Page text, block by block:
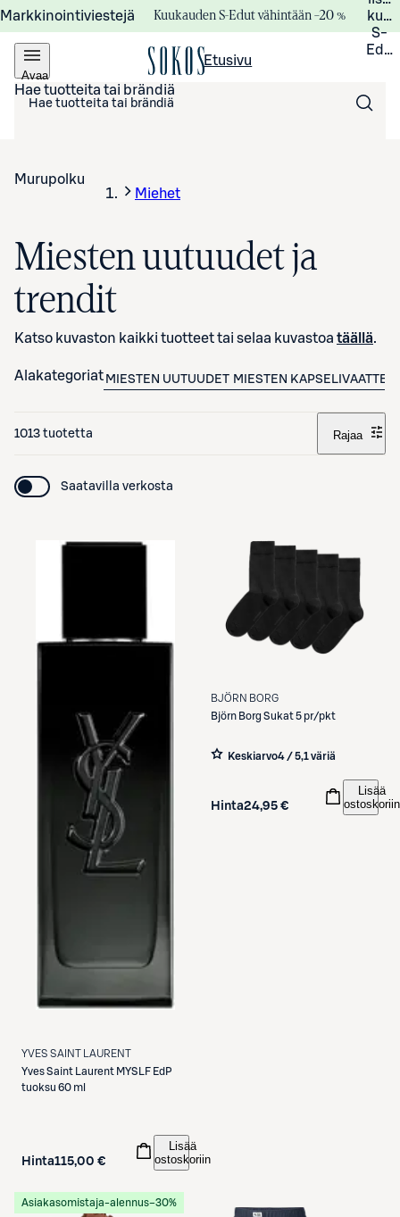
Markkinointiviestejä Kuukauden S-Edut vähintään –20 %
S-
Avaa
valikko
Etusivu
Hae tuotteita tai brändiä
Murupolku
Miehet
Miesten uutuudet ja
trendit
Katso kuvaston kaikki tuotteet tai selaa kuvastoa täällä.
Alakategoriat MIESTEN UUTUUDET MIESTEN
1013 tuotetta Rajaa
Saatavilla verkosta
YVES SAINT LAURENT
Yves Saint Laurent MYSLF EdP
tuoksu 60 ml
Hinta115,00 €
Lisää
ostoskoriin
BJÖRN BORG
Björn Borg Sukat 5 pr/pkt
Keskiarvo4 / 5,1 väriä
Hinta24,95 €
Lisää
ostoskoriin
Asiakasomistaja-alennus−30%